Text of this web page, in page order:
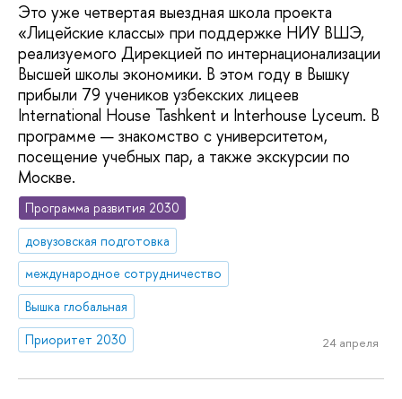
Это уже четвертая выездная школа проекта
«Лицейские классы» при поддержке НИУ ВШЭ,
реализуемого Дирекцией по интернационализации
Высшей школы экономики. В этом году в Вышку
прибыли 79 учеников узбекских лицеев
International House Tashkent и Interhouse Lyceum. В
программе — знакомство с университетом,
посещение учебных пар, а также экскурсии по
Москве.
Программа развития 2030
довузовская подготовка
международное сотрудничество
Вышка глобальная
Приоритет 2030
24 апреля